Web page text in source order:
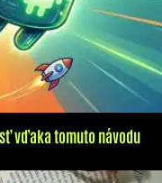
vďaka tomuto návodu